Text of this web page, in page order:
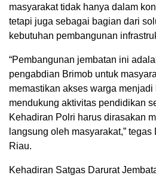
masyarakat tidak hanya dalam
tetapi juga sebagai bagian dari
kebutuhan pembangunan
“Pembangunan jembatan ini
pengabdian Brimob untuk
memastikan akses warga
mendukung aktivitas pendidikan
Kehadiran Polri harus dirasakan
langsung oleh masyarakat,”
Riau.
Kehadiran Satgas Darurat